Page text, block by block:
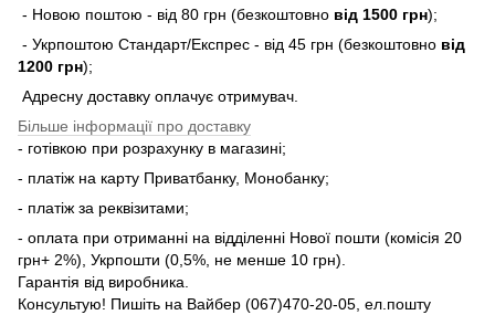
- Новою поштою - від 80 грн (безкоштовно від 1500 грн);
- Укрпоштою Стандарт/Експрес - від 45 грн (безкоштовно від
1200 грн);
Адресну доставку оплачує отримувач.
Більше інформації про доставку
- готівкою при розрахунку в магазині;
- платіж на карту Приватбанку, Монобанку;
- платіж за реквізитами;
- оплата при отриманні на відділенні Нової пошти (комісія 20
грн+ 2%), Укрпошти (0,5%, не менше 10 грн).
Гарантія від виробника.
Консультую! Пишіть на Вайбер (067)470-20-05, ел.пошту